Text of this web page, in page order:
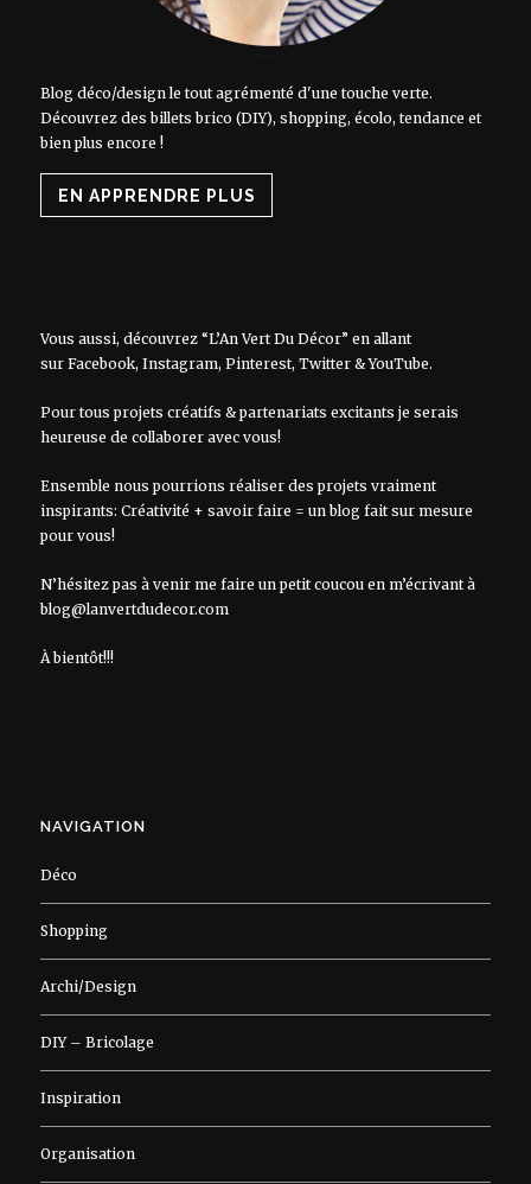
Blog déco/design le tout agrémenté d'une touche verte.
Découvrez des billets brico (DIY), shopping, écolo, tendance et
bien plus encore !
EN APPRENDRE PLUS
Vous aussi, découvrez “L’An Vert Du Décor” en allant
sur Facebook, Instagram, Pinterest, Twitter&YouTube.
Pour tous projets créatifs & partenariats excitants je serais
heureuse de collaborer avec vous!
Ensemble nous pourrions réaliser des projets vraiment
inspirants: Créativité + savoir faire = un blog fait sur mesure
pour vous!
N’hésitez pas à venir me faire un petit coucou en m’écrivant à
blog@lanvertdudecor.com
À bientôt!!!
NAVIGATION
Déco
Shopping
Archi/Design
DIY – Bricolage
Inspiration
Organisation